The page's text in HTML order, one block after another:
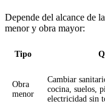
Depende del alcance de
menor y obra mayor:
Tipo
Obra
menor
Cambiar
cocina, suelos,
electricidad sin